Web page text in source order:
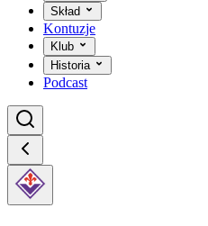
Skład
Kontuzje
Klub
Historia
Podcast